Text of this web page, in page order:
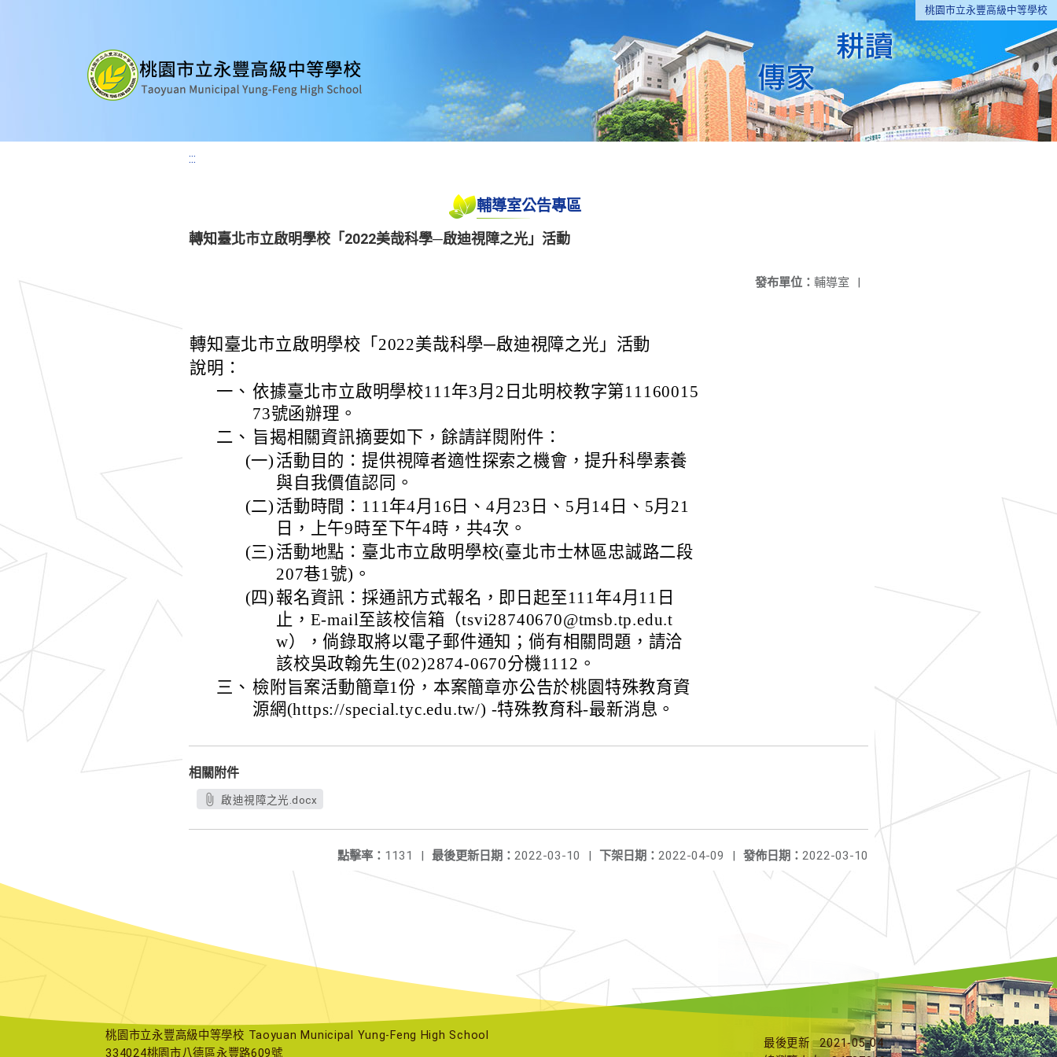
桃園市立永豐高級中等學校
:::
輔導室公告專區
轉知臺北市立啟明學校「2022美哉科學─啟迪視障之光」活動
發布單位： 輔導室 |
轉知臺北市立啟明學校「2022美哉科學─啟迪視障之光」活動
說明：
一、 依據臺北市立啟明學校111年3月2日北明校教字第11160015
73號函辦理。
二、 旨揭相關資訊摘要如下，餘請詳閱附件：
(一) 活動目的：提供視障者適性探索之機會，提升科學素養
與自我價值認同。
(二) 活動時間：111年4月16日、4月23日、5月14日、5月21
日，上午9時至下午4時，共4次。
(三) 活動地點：臺北市立啟明學校(臺北市士林區忠誠路二段
207巷1號)。
(四) 報名資訊：採通訊方式報名，即日起至111年4月11日
止，E-mail至該校信箱（tsvi28740670@tmsb.tp.edu.t
w），倘錄取將以電子郵件通知；倘有相關問題，請洽
該校吳政翰先生(02)2874-0670分機1112。
三、 檢附旨案活動簡章1份，本案簡章亦公告於桃園特殊教育資
源網(https://special.tyc.edu.tw/) -特殊教育科-最新消息。
相關附件
啟迪視障之光.docx
發佈日期： 2022-03-10
下架日期： 2022-04-09 |
最後更新日期： 2022-03-10 |
點擊率： 1131 |
桃園市立永豐高級中等學校 Taoyuan Municipal Yung-Feng High School
334024桃園市八德區永豐路609號
最後更新
2021-05-04